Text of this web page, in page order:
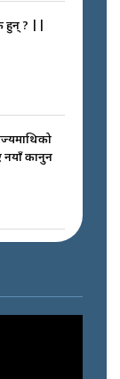
हुन् ? ||
नयाँ कानुन
with